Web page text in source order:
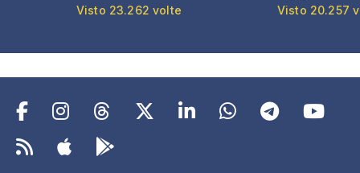
Visto 23.262 volte Visto 20.257